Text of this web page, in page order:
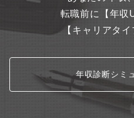
キャリアアップの機会があり、
める特定有価証券等（すべての上
独立性のルールに反しない限り
ます。応募の際はあらかじめご
ございましたら、採用担当までお
転職前に【年収
【キャリアタイ
年収診断シミ